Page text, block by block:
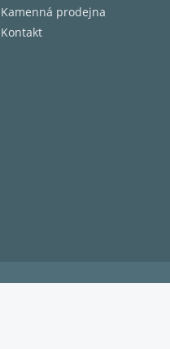
Kamenná prodejna
Kontakt